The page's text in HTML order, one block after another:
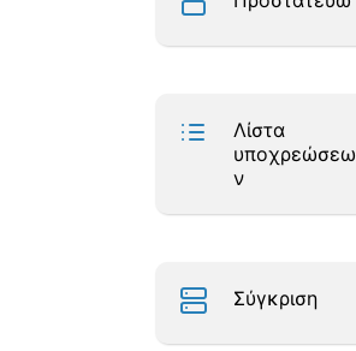
Λίστα
υποχρεώσεω
ν
Σύγκριση